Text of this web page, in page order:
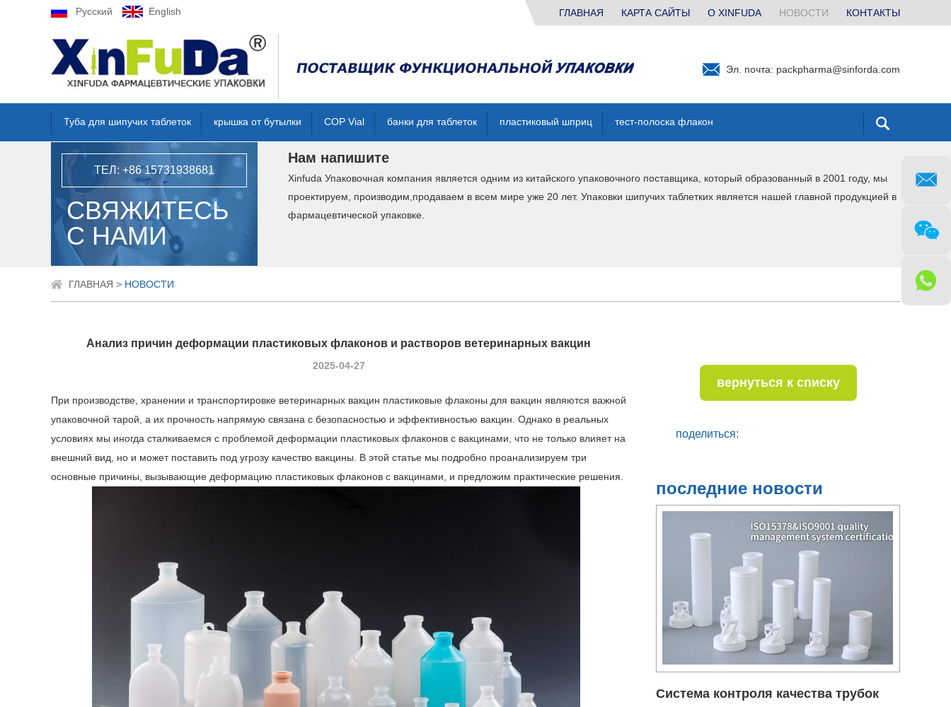
Русский English ГЛАВНАЯ КАРТА САЙТЫ О XINFUDA НОВОСТИ КОНТАКТЫ
Эл. почта: packpharma@sinforda.com
Туба для шипучих таблеток крышка от бутылки COP Vial банки для таблеток пластиковый шприц тест-полоска флакон
ТЕЛ: +86 15731938681
СВЯЖИТЕСЬ
С НАМИ
Нам напишите
Xinfuda Упаковочная компания является одним из китайского упаковочного поставщика, который образованный в 2001 году, мы
проектируем, производим,продаваем в всем мире уже 20 лет. Упаковки шипучих таблетких является нашей главной продукцией в
фармацевтической упаковке.
ГЛАВНАЯ > НОВОСТИ
Анализ причин деформации пластиковых флаконов и растворов ветеринарных вакцин
2025-04-27
При производстве, хранении и транспортировке ветеринарных вакцин пластиковые флаконы для вакцин являются важной
упаковочной тарой, а их прочность напрямую связана с безопасностью и эффективностью вакцин. Однако в реальных
условиях мы иногда сталкиваемся с проблемой деформации пластиковых флаконов с вакцинами, что не только влияет на
внешний вид, но и может поставить под угрозу качество вакцины. В этой статье мы подробно проанализируем три
основные причины, вызывающие деформацию пластиковых флаконов с вакцинами, и предложим практические решения.
вернуться к списку
поделиться:
последние новости
Система контроля качества трубок